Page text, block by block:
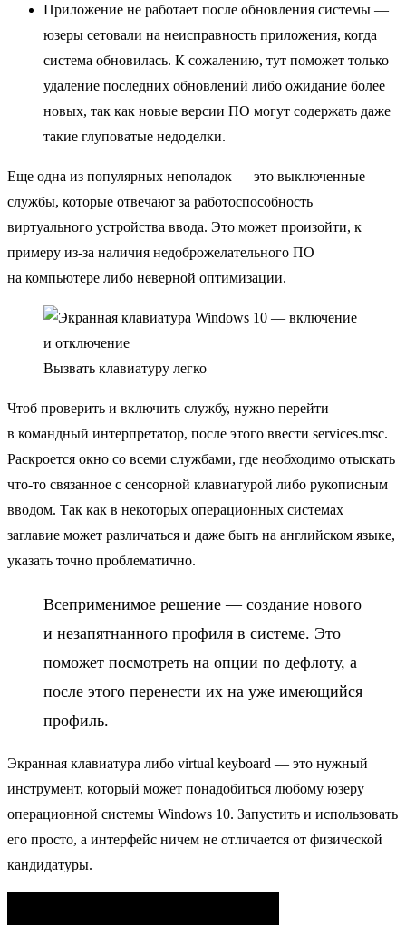
Приложение не работает после обновления системы —
юзеры сетовали на неисправность приложения, когда
система обновилась. К сожалению, тут поможет только
удаление последних обновлений либо ожидание более
новых, так как новые версии ПО могут содержать даже
такие глуповатые недоделки.
Еще одна из популярных неполадок — это выключенные
службы, которые отвечают за работоспособность
виртуального устройства ввода. Это может произойти, к
примеру из-за наличия недоброжелательного ПО
на компьютере либо неверной оптимизации.
Вызвать клавиатуру легко
Чтоб проверить и включить службу, нужно перейти
в командный интерпретатор, после этого ввести services.msc.
Раскроется окно со всеми службами, где необходимо отыскать
что-то связанное с сенсорной клавиатурой либо рукописным
вводом. Так как в некоторых операционных системах
заглавие может различаться и даже быть на английском языке,
указать точно проблематично.
Всеприменимое решение — создание нового
и незапятнанного профиля в системе. Это
поможет посмотреть на опции по дефлоту, а
после этого перенести их на уже имеющийся
профиль.
Экранная клавиатура либо virtual keyboard — это нужный
инструмент, который может понадобиться любому юзеру
операционной системы Windows 10. Запустить и использовать
его просто, а интерфейс ничем не отличается от физической
кандидатуры.